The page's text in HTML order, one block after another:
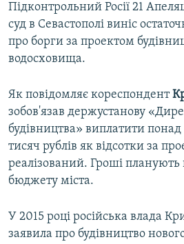
Усі сайти RFE/RL
Підконтрольний Росії 21
суд в Севастополі виніс
про борги за проектом
водосховища.
Як повідомляє кореспондент
зобов'язав держустанову
будівництва» виплатити понад
тисяч рублів як відсотки за
реалізований. Гроші планують
бюджету міста.
У 2015 році російська влада
заявила про будівництво